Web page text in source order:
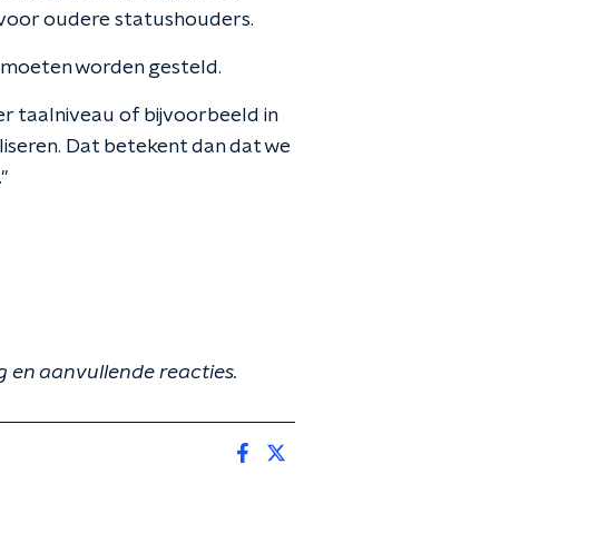
oudere statushouders.
worden gesteld.
taalniveau of bijvoorbeeld in
Dat betekent dan dat we
en aanvullende reacties.